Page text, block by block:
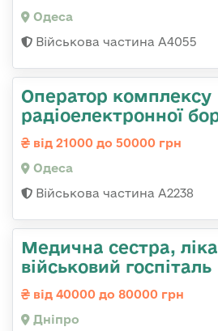
Одеса
Військова частина А4055
Оператор комплексу
радіоелектронної
від 21000 до 50000 грн
Одеса
Військова частина А2238
Медична сестра,
військовий госпіталь
від 40000 до 80000 грн
Дніпро